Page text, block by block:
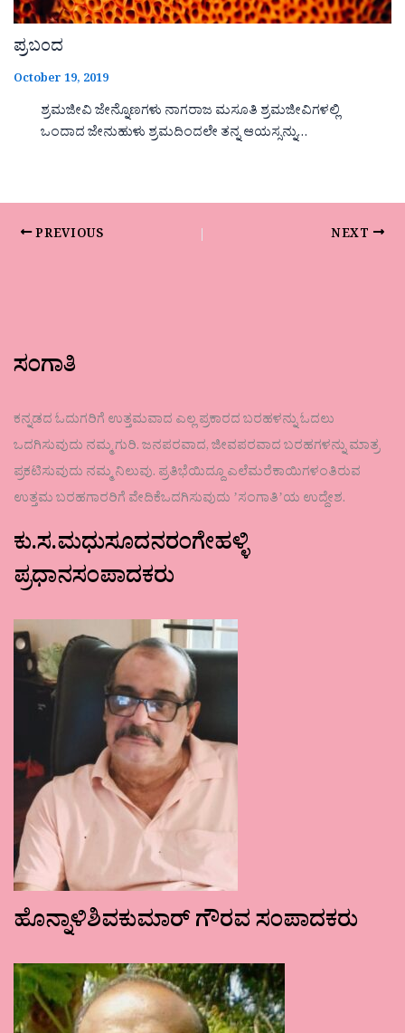
ಪ್ರಬಂದ
October 19, 2019
ಶ್ರಮಜೀವಿ ಜೇನ್ನೊಣಗಳು ನಾಗರಾಜ ಮಸೂತಿ ಶ್ರಮಜೀವಿಗಳಲ್ಲಿ
ಒಂದಾದ ಜೇನುಹುಳು ಶ್ರಮದಿಂದಲೇ ತನ್ನ ಆಯಸ್ಸನ್ನು…
PREVIOUS NEXT
ಸಂಗಾತಿ
ಕನ್ನಡದ ಓದುಗರಿಗೆ ಉತ್ತಮವಾದ ಎಲ್ಲ ಪ್ರಕಾರದ ಬರಹಳನ್ನು ಓದಲು
ಒದಗಿಸುವುದು ನಮ್ಮ ಗುರಿ. ಜನಪರವಾದ, ಜೀವಪರವಾದ ಬರಹಗಳನ್ನು ಮಾತ್ರ
ಪ್ರಕಟಿಸುವುದು ನಮ್ಮ ನಿಲುವು. ಪ್ರತಿಭೆಯಿದ್ದೂ ಎಲೆಮರೆಕಾಯಿಗಳಂತಿರುವ
ಉತ್ತಮ ಬರಹಗಾರರಿಗೆ ವೇದಿಕೆಒದಗಿಸುವುದು ʼಸಂಗಾತಿʼಯ ಉದ್ದೇಶ.
ಕು.ಸ.ಮಧುಸೂದನರಂಗೇಹಳ್ಳಿ
ಪ್ರಧಾನಸಂಪಾದಕರು
ಹೊನ್ನಾಳಿಶಿವಕುಮಾರ್ ಗೌರವ ಸಂಪಾದಕರು